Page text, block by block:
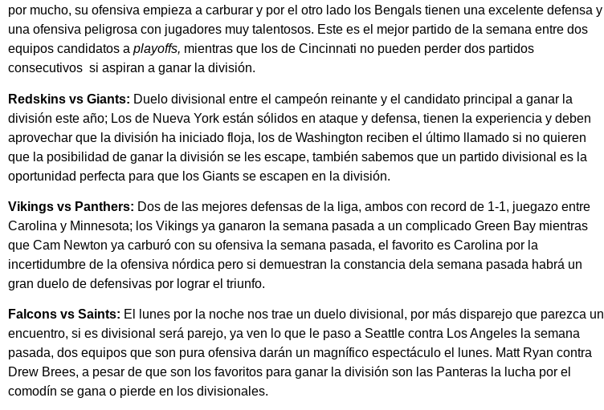
por mucho, su ofensiva empieza a carburar y por el otro lado los Bengals tienen una excelente defensa y
una ofensiva peligrosa con jugadores muy talentosos. Este es el mejor partido de la semana entre dos
equipos candidatos a playoffs, mientras que los de Cincinnati no pueden perder dos partidos
consecutivos si aspiran a ganar la división.
Redskins vs Giants: Duelo divisional entre el campeón reinante y el candidato principal a ganar la
división este año; Los de Nueva York están sólidos en ataque y defensa, tienen la experiencia y deben
aprovechar que la división ha iniciado floja, los de Washington reciben el último llamado si no quieren
que la posibilidad de ganar la división se les escape, también sabemos que un partido divisional es la
oportunidad perfecta para que los Giants se escapen en la división.
Vikings vs Panthers: Dos de las mejores defensas de la liga, ambos con record de 1-1, juegazo entre
Carolina y Minnesota; los Vikings ya ganaron la semana pasada a un complicado Green Bay mientras
que Cam Newton ya carburó con su ofensiva la semana pasada, el favorito es Carolina por la
incertidumbre de la ofensiva nórdica pero si demuestran la constancia dela semana pasada habrá un
gran duelo de defensivas por lograr el triunfo.
Falcons vs Saints: El lunes por la noche nos trae un duelo divisional, por más disparejo que parezca un
encuentro, si es divisional será parejo, ya ven lo que le paso a Seattle contra Los Angeles la semana
pasada, dos equipos que son pura ofensiva darán un magnífico espectáculo el lunes. Matt Ryan contra
Drew Brees, a pesar de que son los favoritos para ganar la división son las Panteras la lucha por el
comodín se gana o pierde en los divisionales.